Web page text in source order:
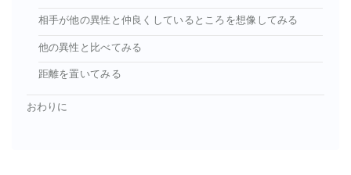
相手が他の異性と仲良くしているところを想像してみる
他の異性と比べてみる
距離を置いてみる
おわりに